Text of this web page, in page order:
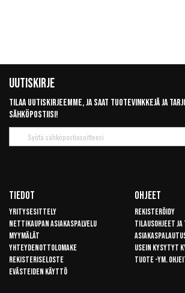
Uutiskirje
Tilaa uutiskirjeemme, ja saat tuotevinkkejä ja
sähköpostiisi!
uutiskirje
Tiedot
Yritysesittely
Nettikaupan asiakaspalvelu
Myymälät
Yhteydenottolomake
Rekisteriseloste
Evästeiden käyttö
Ohjeet
Rekisteröidy
Tilausohjeet
Usein kysytyt
Tuote -ym.